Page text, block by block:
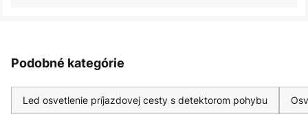
Podobné kategórie
Led osvetlenie príjazdovej cesty s detektorom pohybu